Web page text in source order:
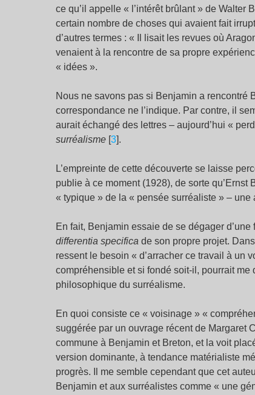
ce qu’il appelle « l’intérêt brûlant » de
certain nombre de choses qui avaient fait
d’autres termes : « Il lisait les revues où
venaient à la rencontre de sa propre
« idées ».
Nous ne savons pas si Benjamin a rencontré
correspondance ne l’indique. Par contre, il
aurait échangé des lettres – aujourd’hui «
surréalisme [3].
L’empreinte de cette découverte se laisse
publie à ce moment (1928), de sorte
« typique » de la « pensée surréaliste » –
En fait, Benjamin essaie de se dégager
differentia specifica de son propre projet.
ressent le besoin « d’arracher ce travail à un
compréhensible et si fondé soit-il, pourrait
philosophique du surréalisme.
En quoi consiste ce « voisinage » «
suggérée par un ouvrage récent de Margaret
commune à Benjamin et Breton, et la voit
version dominante, à tendance matérialiste
progrès. Il me semble cependant que cet
Benjamin et aux surréalistes comme « une